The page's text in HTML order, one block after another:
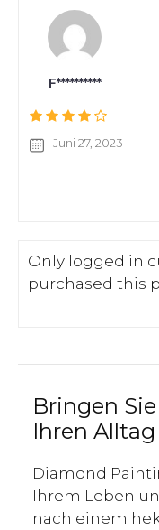
F**********
Juni 27, 2023
Only logged in
purchased this
Bringen
Ihren Alltag
Diamond
Ihrem Leben
nach einem